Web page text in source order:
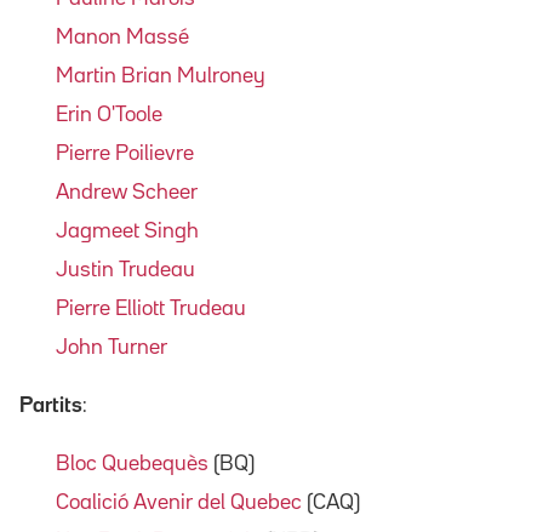
Manon Massé
Martin Brian Mulroney
Erin O'Toole
Pierre Poilievre
Andrew Scheer
Jagmeet Singh
Justin Trudeau
Pierre Elliott Trudeau
John Turner
Partits:
Bloc Quebequès (BQ)
Coalició Avenir del Quebec (CAQ)